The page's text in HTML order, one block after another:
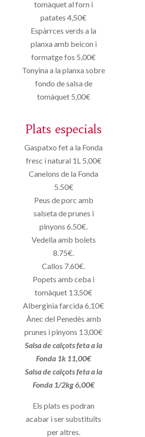
tomàquet al forn i
patates 4,50€
Espàrrces verds a la
planxa amb beicon i
formatge fos 5,00€
Tonyina a la planxa sobre
fondo de salsa de
tomàquet 5,00€
Plats especials
Gaspatxo fet a la Fonda
fresc i natural 1L 5,00€
Canelons de la Fonda
5.50€
Peus de porc amb
salseta de prunes i
pinyons 6.50€.
Vedella amb bolets
8.75€.
Callos 7.60€.
Popets amb ceba i
tomàquet 13,50€
Alberginia farcida 6,10€
Ànec del Penedès amb
prunes i pinyons 13,00€
Salsa de calçots feta a la
Fonda 1k 11,00€
Salsa de calçots feta a la
Fonda 1/2kg 6,00€
Els plats es podran
acabar i ser substituïts
per altres.